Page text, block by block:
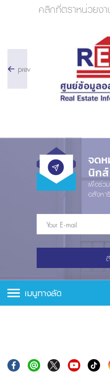
คลิกที่ตราหน่วยง
prev
จดห
นิกส์
เพื่อร่ว
อสังห
เมนูทางลัด